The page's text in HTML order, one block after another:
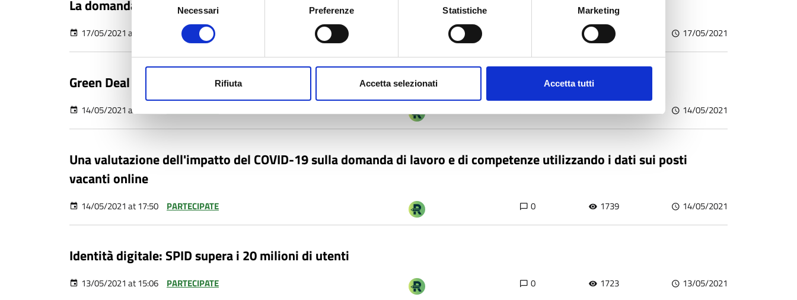
del
Necessari Preferenze Statistiche Marketing
Rifiuta Accetta selezionati Accetta tutti
La domanda di energia delle famiglie e gli effetti di una carbon tax in Italia
17/05/2021 at 13:19 PARTECIPATE 1741 17/05/2021
Green Deal europeo: Obiettivo della Commissione: azzerare l'inquinamento di aria, acque e suolo
14/05/2021 at 17:59 14/05/2021
Una valutazione dell'impatto del COVID-19 sulla domanda di lavoro e di competenze utilizzando i dati sui posti
vacanti online
14/05/2021 at 17:50 PARTECIPATE 0 1739 14/05/2021
Identità digitale: SPID supera i 20 milioni di utenti
13/05/2021 at 15:06 PARTECIPATE 0 1723 13/05/2021